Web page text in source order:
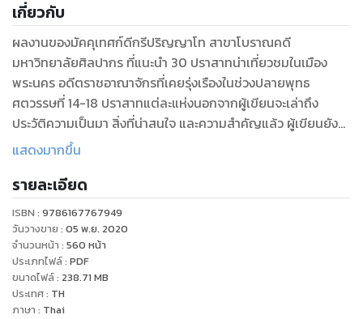
เกี่ยวกับ
ผลงานของมัคคุเทศก์ดีกรีปริญญาโท สาขาโบราณคดี
มหาวิทยาลัยศิลปากร ที่แนะนำ 30 ปราสาทน่าเที่ยวชมในเมือง
พระนคร อดีตราชอาณาจักรที่เคยรุ่งเรืองในช่วงปลายพุทธ
ศตวรรษที่ 14-18 ปราสาทแต่ละแห่งนอกจากผู้เขียนจะเล่าถึง
ประวัติความเป็นมา สิ่งที่น่าสนใจ และความสำคัญแล้ว ผู้เขียนยังชี้
จุดที่ไม่ควรพลาดชมของปราสาทแต่ละแห่ง พร้อมด้วยความรู้พื้น
วรรณกรรมโบราณของศาสนาพราหมณ์-ฮินดู อันเป็นที่มาของ
ภาพสลักหินอันงดงามที่ตกแต่งปราสาทแต่ละแห่ง ไปเที่ยวชม
ปราสาทหินพร้อมหนังสือ 30 ปราสาทขอมในเมืองพระนคร จะทำให้
คุณได้ชมปราสาทหินอย่างรู้จริง
แสดงมากขึ้น
รายละเอียด
ISBN : 9786167767949
วันวางขาย : 05 พ.ย. 2020
จำนวนหน้า : 560 หน้า
ประเภทไฟล์: PDF
ขนาดไฟล์: 238.71 MB
ประเทศ: TH
ภาษา : Thai